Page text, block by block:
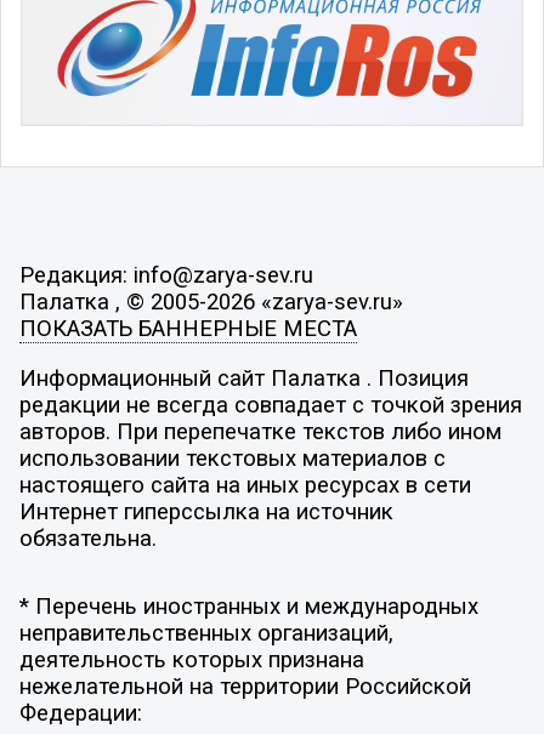
Редакция: info@zarya-sev.ru
Палатка , © 2005-2026 «zarya-sev.ru»
ПОКАЗАТЬ БАННЕРНЫЕ МЕСТА
Информационный сайт Палатка . Позиция
редакции не всегда совпадает с точкой зрения
авторов. При перепечатке текстов либо ином
использовании текстовых материалов с
настоящего сайта на иных ресурсах в сети
Интернет гиперссылка на источник
обязательна.
* Перечень иностранных и международных
неправительственных организаций,
деятельность которых признана
нежелательной на территории Российской
Федерации: